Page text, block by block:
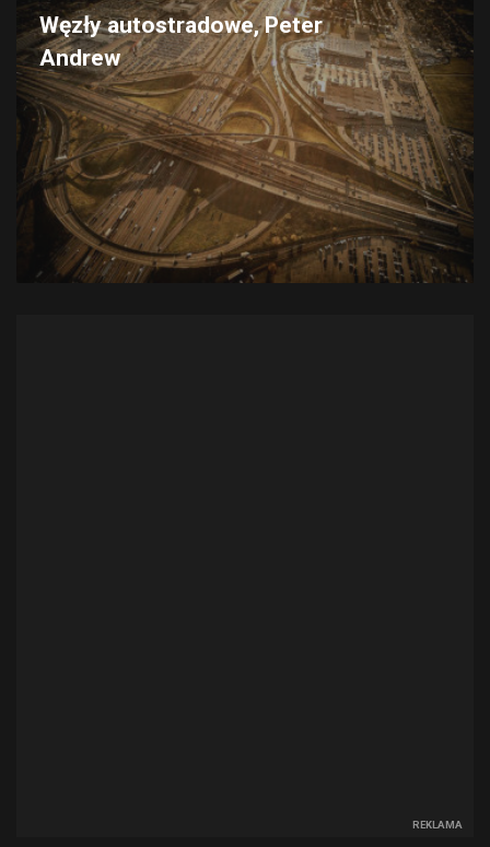
Węzły autostradowe, Peter
Andrew
REKLAMA